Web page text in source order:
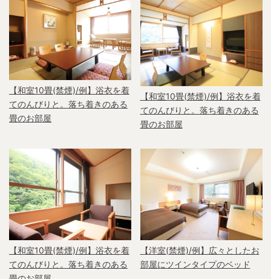
【和室10畳(禁煙)/例】浴衣を着
てのんびりと。落ち着きのある
畳のお部屋
【和室10畳(禁煙)/例】浴衣を着
てのんびりと。落ち着きのある
畳のお部屋
【和室10畳(禁煙)/例】浴衣を着
てのんびりと。落ち着きのある
【洋室(禁煙)/例】広々としたお
部屋にツインタイプのベッド